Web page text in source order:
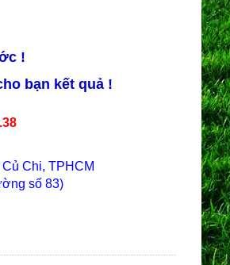
!
bạn kết quả !
Củ Chi, TPHCM
số 83)